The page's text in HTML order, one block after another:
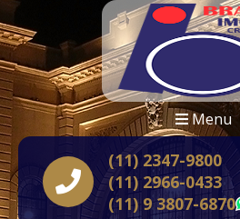
Menu
(11) 2347-9800
(11) 2966-0433
(11) 9 3807-6870